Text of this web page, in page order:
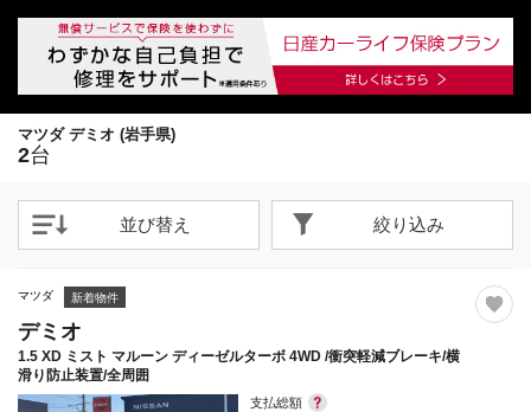
マツダ デミオ (岩手県)
2台
並び替え 絞り込み
閉じる
21枚目以降は詳細ページへ
マツダ 新着物件
デミオ
1.5 XD ミスト マルーン ディーゼルターボ 4WD /衝突軽減ブレーキ/横
滑り防止装置/全周囲
支払総額
閉じる